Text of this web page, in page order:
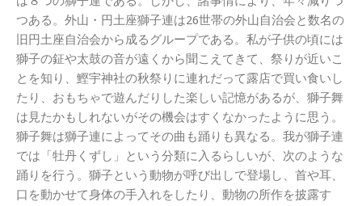
つある。外山・円土座獅子連は26世帯の外山自治会と数名の
旧円土座自治会から成るグループである。私が子供の頃には
獅子の鉦や太鼓の音が遠くから聞こえてきて、祭りが近いこ
とを知り、鰹宇神社の秋祭りに連れだって露店で買い食いし
たり、おもちゃで遊んだりした楽しい記憶があるが、獅子舞
は見たかもしれないがその機会はすくなかったように思う。
獅子舞は獅子連によってその曲も踊りも異なる。我が獅子連
では「牡丹くずし」という分類に入るらしいが、次のような
踊りを行う。獅子という動物が呼び出しで登場し、首や耳、
口を動かせて身体の手入れをしたり、動物の所作を披露す